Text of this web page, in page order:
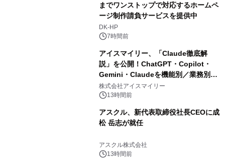
までワンストップで対応するホームペ
ージ制作請負サービスを提供中
DK-HP
7時間前
アイスマイリー、「Claude徹底解
説」を公開！ChatGPT・Copilot・
Gemini・Claudeを機能別／業務別に
比較―自社に合う生成AIの選び方がわ
かる実践ガイド
株式会社アイスマイリー
13時間前
アスクル、新代表取締役社長CEOに成
松 岳志が就任
アスクル株式会社
13時間前